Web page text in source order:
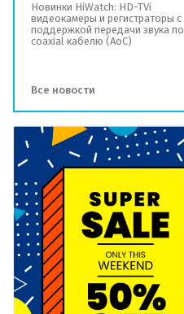
Новинки HiWatch: HD-TVi
видеокамеры и регистраторы с
поддержкой передачи звука по
coaxial кабелю (AoC)
Все новости